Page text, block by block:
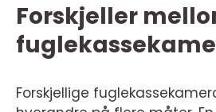
Forskjeller
Forskjellige